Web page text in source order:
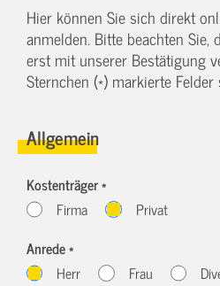
Hier können Sie sich direkt
anmelden. Bitte beachten Sie,
erst mit unserer Bestätigung
Sternchen (*) markierte
Allgemein
Kostenträger *
Firma
Privat
Anrede *
Herr
Frau